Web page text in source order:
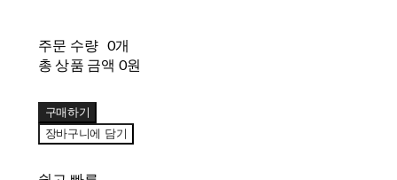
주문 수량 0개
총 상품 금액 0원
구매하기
장바구니에 담기